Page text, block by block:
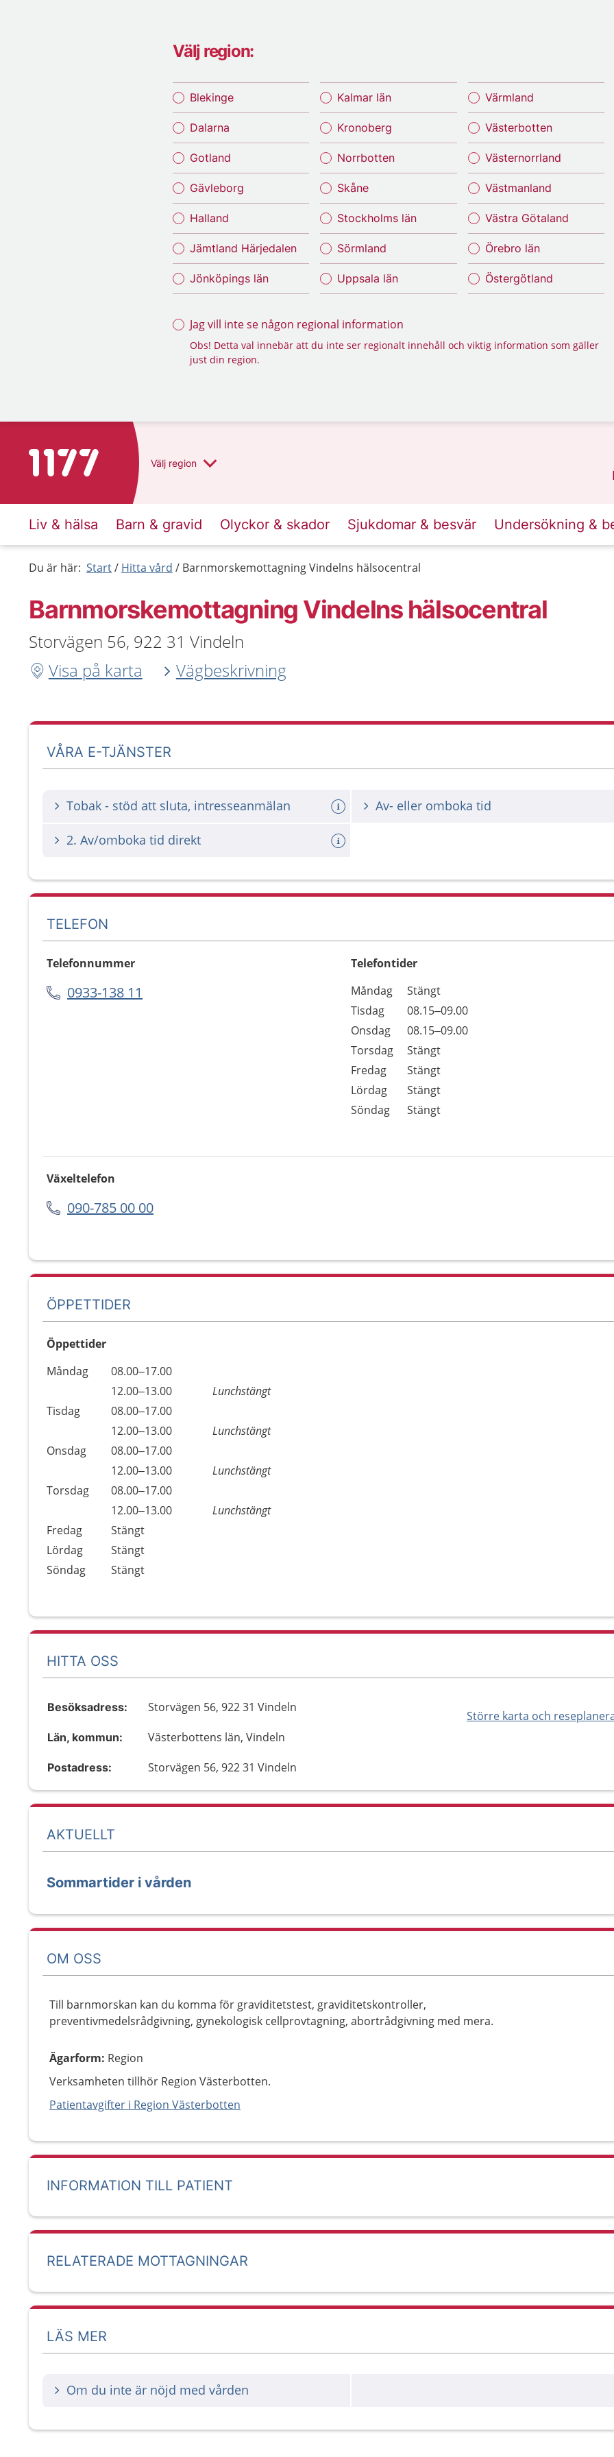
Välj region:
Blekinge
Dalarna
Gotland
Gävleborg
Halland
Jämtland Härjedalen
Jönköpings län
Kalmar län
Kronoberg
Norrbotten
Skåne
Stockholms län
Sörmland
Uppsala län
Värmland
Västerbotten
Västernorrland
Västmanland
Västra Götaland
Örebro län
Östergötland
Jag vill inte se någon regional information
Obs! Detta val innebär att du inte ser regionalt innehåll och viktig information som gäller
just din region.
Till startsidan för 1177 Välj region
Liv & hälsa Barn & gravid Olyckor & skador Sjukdomar & besvär Undersökning &
Du är här: Start Hitta vård Barnmorskemottagning Vindelns hälsocentral
Barnmorskemottagning Vindelns hälsocentral
Storvägen 56, 922 31 Vindeln
Visa på karta
Vägbeskrivning
VÅRA E-TJÄNSTER
Tobak - stöd att sluta, intresseanmälan Av- eller omboka tid
2. Av/omboka tid direkt
TELEFON
Telefonnummer
0933-138 11
Telefontider
Dag
Öppettider
Kommentarer
Måndag
Stängt
Tisdag
08.15–09.00
Onsdag
08.15–09.00
Torsdag
Stängt
Fredag
Stängt
Lördag
Stängt
Söndag
Stängt
Växeltelefon
090-785 00 00
ÖPPETTIDER
Öppettider
Dag
Öppettider
Kommentarer
Måndag
08.00–17.00
12.00–13.00
Lunchstängt
Tisdag
08.00–17.00
12.00–13.00
Lunchstängt
Onsdag
08.00–17.00
12.00–13.00
Lunchstängt
Torsdag
08.00–17.00
12.00–13.00
Lunchstängt
Fredag
Stängt
Lördag
Stängt
Söndag
Stängt
HITTA OSS
Större karta och
Besöksadress: Storvägen 56, 922 31 Vindeln
Län, kommun: Västerbottens län, Vindeln
Postadress: Storvägen 56, 922 31 Vindeln
AKTUELLT
Sommartider i vården
OM OSS
Till barnmorskan kan du komma för graviditetstest, graviditetskontroller,
preventivmedelsrådgivning, gynekologisk cellprovtagning, abortrådgivning med mera.
Ägarform: Region
Verksamheten tillhör Region Västerbotten.
Patientavgifter i Region Västerbotten
INFORMATION TILL PATIENT
RELATERADE MOTTAGNINGAR
LÄS MER
Om du inte är nöjd med vården